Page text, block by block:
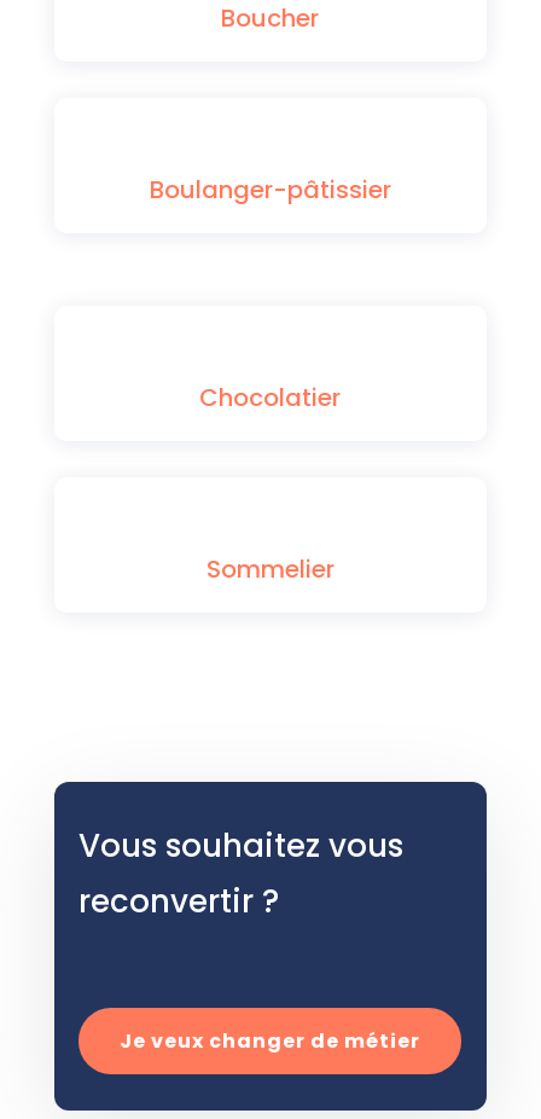
Boucher
Boulanger-pâtissier
Chocolatier
Sommelier
Vous souhaitez vous
reconvertir ?
Je veux changer de métier